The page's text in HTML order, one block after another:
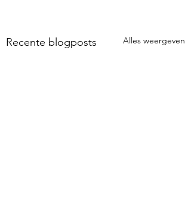
Recente blogposts Alles weergeven